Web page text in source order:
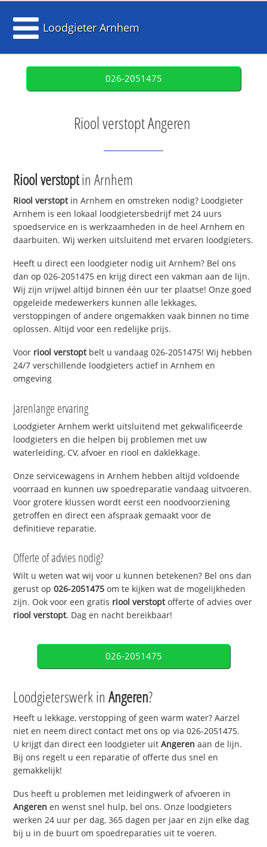
Loodgieter Arnhem
026-2051475
Riool verstopt Angeren
Riool verstoptin Arnhem
Riool verstoptin Arnhem en omstreken nodig? Loodgieter
Arnhem is een lokaal loodgietersbedrijf met 24 uurs
spoedservice en is werkzaamheden in de heel Arnhem en
daarbuiten. Wij werken uitsluitend met ervaren loodgieters.
Heeft u direct een loodgieter nodig uit Arnhem? Bel ons
dan op 026-2051475 en krijg direct een vakman aan de lijn.
Wij zijn vrijwel altijd binnen één uur ter plaatse! Onze goed
opgeleide medewerkers kunnen alle lekkages,
verstoppingen of andere ongemakken vaak binnen no time
oplossen. Altijd voor een redelijke prijs.
Voor riool verstoptbelt u vandaag 026-2051475! Wij hebben
24/7 verschillende loodgieters actief in Arnhem en
omgeving
Jarenlange ervaring
Loodgieter Arnhem werkt uitsluitend met gekwalificeerde
loodgieters en die helpen bij problemen met uw
waterleiding, CV, afvoer en riool en daklekkage.
Onze servicewagens in Arnhem hebben altijd voldoende
voorraad en kunnen uw spoedreparatie vandaag uitvoeren.
Voor grotere klussen wordt eerst een noodvoorziening
getroffen en direct een afspraak gemaakt voor de
definitieve reparatie.
Offerte of advies nodig?
Wilt u weten wat wij voor u kunnen betekenen? Bel ons dan
gerust op026-2051475 om te kijken wat de mogelijkheden
zijn. Ook voor een gratis riool verstoptofferte of advies over
riool verstopt. Dag en nacht bereikbaar!
026-2051475
Loodgieterswerk inAngeren?
Heeft u lekkage, verstopping of geen warm water? Aarzel
niet en neem direct contact met ons op via 026-2051475.
U krijgt dan direct een loodgieter uitAngeren aan de lijn.
Bij ons regelt u een reparatie of offerte dus snel en
gemakkelijk!
Dus heeft u problemen met leidingwerk of afvoeren in
Angeren en wenst snel hulp, bel ons. Onze loodgieters
werken 24 uur per dag, 365 dagen per jaar en zijn elke dag
bij u in de buurt om spoedreparaties uit te voeren.